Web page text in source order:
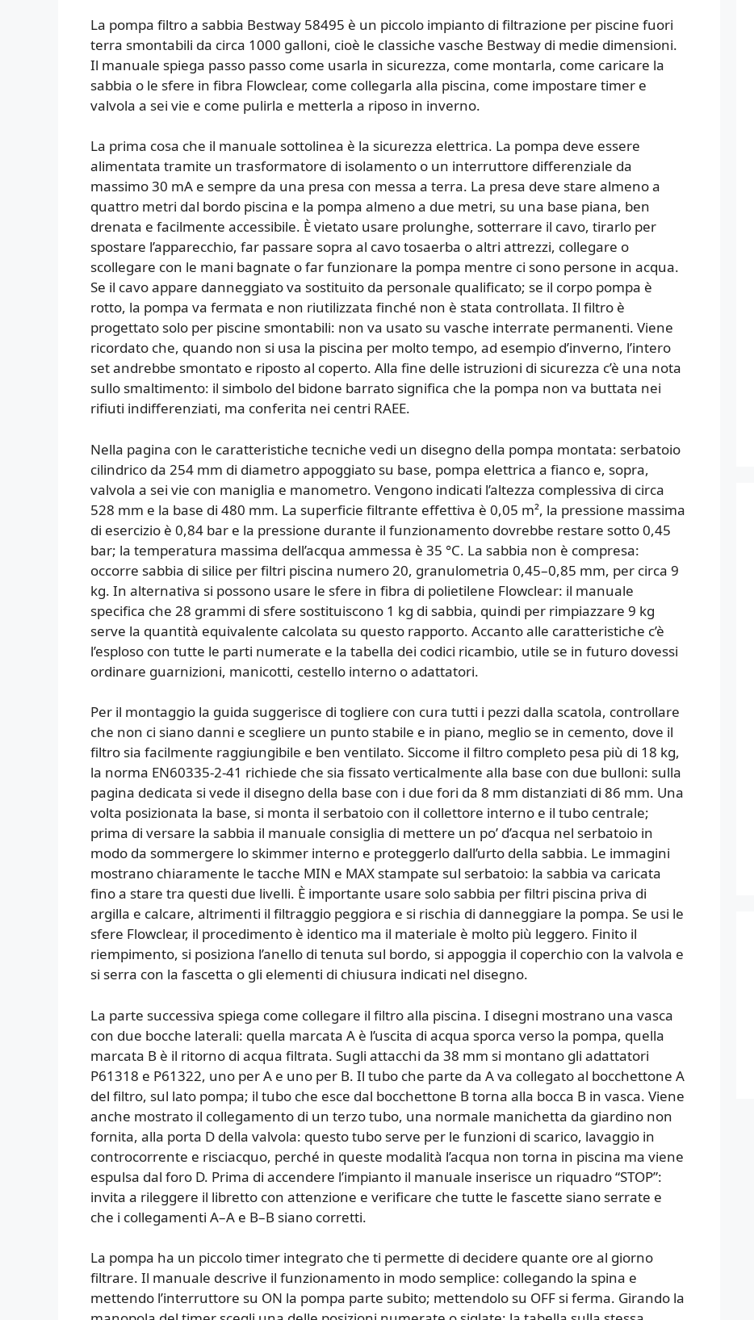
La pompa filtro a sabbia Bestway 58495 è un piccolo impianto di filtrazione per piscine fuori
terra smontabili da circa 1000 galloni, cioè le classiche vasche Bestway di medie dimensioni.
Il manuale spiega passo passo come usarla in sicurezza, come montarla, come caricare la
sabbia o le sfere in fibra Flowclear, come collegarla alla piscina, come impostare timer e
valvola a sei vie e come pulirla e metterla a riposo in inverno.
La prima cosa che il manuale sottolinea è la sicurezza elettrica. La pompa deve essere
alimentata tramite un trasformatore di isolamento o un interruttore differenziale da
massimo 30 mA e sempre da una presa con messa a terra. La presa deve stare almeno a
quattro metri dal bordo piscina e la pompa almeno a due metri, su una base piana, ben
drenata e facilmente accessibile. È vietato usare prolunghe, sotterrare il cavo, tirarlo per
spostare l’apparecchio, far passare sopra al cavo tosaerba o altri attrezzi, collegare o
scollegare con le mani bagnate o far funzionare la pompa mentre ci sono persone in acqua.
Se il cavo appare danneggiato va sostituito da personale qualificato; se il corpo pompa è
rotto, la pompa va fermata e non riutilizzata finché non è stata controllata. Il filtro è
progettato solo per piscine smontabili: non va usato su vasche interrate permanenti. Viene
ricordato che, quando non si usa la piscina per molto tempo, ad esempio d’inverno, l’intero
set andrebbe smontato e riposto al coperto. Alla fine delle istruzioni di sicurezza c’è una nota
sullo smaltimento: il simbolo del bidone barrato significa che la pompa non va buttata nei
rifiuti indifferenziati, ma conferita nei centri RAEE.
Nella pagina con le caratteristiche tecniche vedi un disegno della pompa montata: serbatoio
cilindrico da 254 mm di diametro appoggiato su base, pompa elettrica a fianco e, sopra,
valvola a sei vie con maniglia e manometro. Vengono indicati l’altezza complessiva di circa
528 mm e la base di 480 mm. La superficie filtrante effettiva è 0,05 m², la pressione massima
di esercizio è 0,84 bar e la pressione durante il funzionamento dovrebbe restare sotto 0,45
bar; la temperatura massima dell’acqua ammessa è 35 °C. La sabbia non è compresa:
occorre sabbia di silice per filtri piscina numero 20, granulometria 0,45–0,85 mm, per circa 9
kg. In alternativa si possono usare le sfere in fibra di polietilene Flowclear: il manuale
specifica che 28 grammi di sfere sostituiscono 1 kg di sabbia, quindi per rimpiazzare 9 kg
serve la quantità equivalente calcolata su questo rapporto. Accanto alle caratteristiche c’è
l’esploso con tutte le parti numerate e la tabella dei codici ricambio, utile se in futuro dovessi
ordinare guarnizioni, manicotti, cestello interno o adattatori.
Per il montaggio la guida suggerisce di togliere con cura tutti i pezzi dalla scatola, controllare
che non ci siano danni e scegliere un punto stabile e in piano, meglio se in cemento, dove il
filtro sia facilmente raggiungibile e ben ventilato. Siccome il filtro completo pesa più di 18 kg,
la norma EN60335-2-41 richiede che sia fissato verticalmente alla base con due bulloni: sulla
pagina dedicata si vede il disegno della base con i due fori da 8 mm distanziati di 86 mm. Una
volta posizionata la base, si monta il serbatoio con il collettore interno e il tubo centrale;
prima di versare la sabbia il manuale consiglia di mettere un po’ d’acqua nel serbatoio in
modo da sommergere lo skimmer interno e proteggerlo dall’urto della sabbia. Le immagini
mostrano chiaramente le tacche MIN e MAX stampate sul serbatoio: la sabbia va caricata
fino a stare tra questi due livelli. È importante usare solo sabbia per filtri piscina priva di
argilla e calcare, altrimenti il filtraggio peggiora e si rischia di danneggiare la pompa. Se usi le
sfere Flowclear, il procedimento è identico ma il materiale è molto più leggero. Finito il
riempimento, si posiziona l’anello di tenuta sul bordo, si appoggia il coperchio con la valvola e
si serra con la fascetta o gli elementi di chiusura indicati nel disegno.
La parte successiva spiega come collegare il filtro alla piscina. I disegni mostrano una vasca
con due bocche laterali: quella marcata A è l’uscita di acqua sporca verso la pompa, quella
marcata B è il ritorno di acqua filtrata. Sugli attacchi da 38 mm si montano gli adattatori
P61318 e P61322, uno per A e uno per B. Il tubo che parte da A va collegato al bocchettone A
del filtro, sul lato pompa; il tubo che esce dal bocchettone B torna alla bocca B in vasca. Viene
anche mostrato il collegamento di un terzo tubo, una normale manichetta da giardino non
fornita, alla porta D della valvola: questo tubo serve per le funzioni di scarico, lavaggio in
controcorrente e risciacquo, perché in queste modalità l’acqua non torna in piscina ma viene
espulsa dal foro D. Prima di accendere l’impianto il manuale inserisce un riquadro “STOP”:
invita a rileggere il libretto con attenzione e verificare che tutte le fascette siano serrate e
che i collegamenti A–A e B–B siano corretti.
La pompa ha un piccolo timer integrato che ti permette di decidere quante ore al giorno
filtrare. Il manuale descrive il funzionamento in modo semplice: collegando la spina e
mettendo l’interruttore su ON la pompa parte subito; mettendolo su OFF si ferma. Girando la